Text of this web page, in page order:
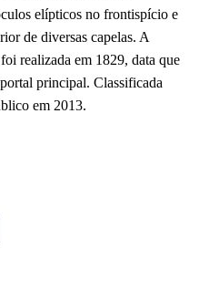
elípticos no frontispício e
de diversas capelas. A
realizada em 1829, data que
principal. Classificada
em 2013.